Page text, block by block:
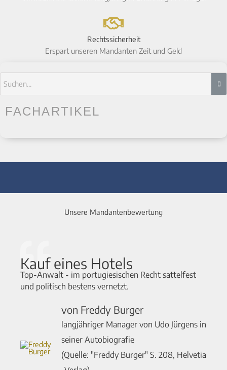
Rechtssicherheit
Erspart unseren Mandanten Zeit und Geld
FACHARTIKEL
Unsere Mandantenbewertung
Kauf eines Hotels
Top-Anwalt - im portugiesischen Recht sattelfest
und politisch bestens vernetzt.
von Freddy Burger
langjähriger Manager von Udo Jürgens in
seiner Autobiografie
(Quelle: "Freddy Burger" S. 208, Helvetia